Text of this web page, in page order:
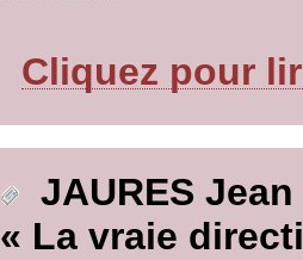
Cliquez pour
JAURES Jean
« La vraie